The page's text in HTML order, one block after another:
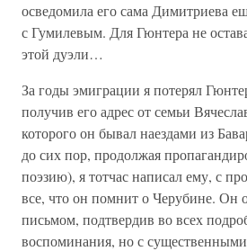
осведомила его сама Димитриева
с Гумилевым. Для Гюнтера не
этой дуэли…
За годы эмиграции я потерял
получив его адрес от семьи
которого он бывал наездами из
до сих пор, продолжая
поэзию), я тотчас написал ему, с
все, что он помнит о Черубине. Он
письмом, подтвердив во всех
воспоминания, но с